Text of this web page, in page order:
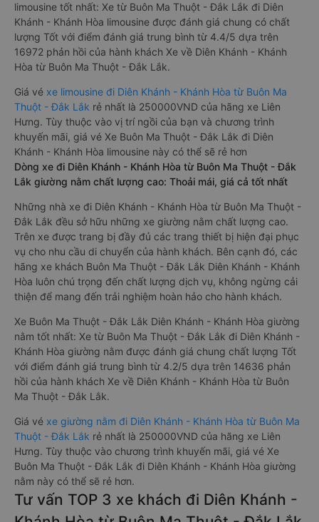
limousine tốt nhất: Xe từ Buôn Ma Thuột - Đắk Lắk đi Diên
Khánh - Khánh Hòa limousine được đánh giá chung có chất
lượng Tốt với điểm đánh giá trung bình từ 4.4/5 dựa trên
16972 phản hồi của hành khách Xe về Diên Khánh - Khánh
Hòa từ Buôn Ma Thuột - Đắk Lắk.
Giá vé xe limousine đi Diên Khánh - Khánh Hòa từ Buôn Ma
Thuột - Đắk Lắk rẻ nhất là 250000VND của hãng xe Liên
Hưng. Tùy thuộc vào vị trí ngồi của bạn và chương trình
khuyến mãi, giá vé Xe Buôn Ma Thuột - Đắk Lắk đi Diên
Khánh - Khánh Hòa limousine này có thể sẽ rẻ hơn
Dòng xe đi Diên Khánh - Khánh Hòa từ Buôn Ma Thuột - Đắk
Lắk giường nằm chất lượng cao: Thoải mái, giá cả tốt nhất
Những nhà xe đi Diên Khánh - Khánh Hòa từ Buôn Ma Thuột -
Đắk Lắk đều sở hữu những xe giường nằm chất lượng cao.
Trên xe được trang bị đầy đủ các trang thiết bị hiện đại phục
vụ cho nhu cầu di chuyển của hành khách. Bên cạnh đó, các
hãng xe khách Buôn Ma Thuột - Đắk Lắk Diên Khánh - Khánh
Hòa luôn chú trọng đến chất lượng dịch vụ, không ngừng cải
thiện để mang đến trải nghiệm hoàn hảo cho hành khách.
Xe Buôn Ma Thuột - Đắk Lắk Diên Khánh - Khánh Hòa giường
nằm tốt nhất: Xe từ Buôn Ma Thuột - Đắk Lắk đi Diên Khánh -
Khánh Hòa giường nằm được đánh giá chung chất lượng Tốt
với điểm đánh giá trung bình từ 4.2/5 dựa trên 14636 phản
hồi của hành khách Xe về Diên Khánh - Khánh Hòa từ Buôn
Ma Thuột - Đắk Lắk.
Giá vé xe giường nằm đi Diên Khánh - Khánh Hòa từ Buôn Ma
Thuột - Đắk Lắk rẻ nhất là 250000VND của hãng xe Liên
Hưng. Tùy thuộc vào chương trình khuyến mãi, giá vé Xe
Buôn Ma Thuột - Đắk Lắk đi Diên Khánh - Khánh Hòa giường
nằm này có thể sẽ rẻ hơn.
Tư vấn TOP 3 xe khách đi Diên Khánh -